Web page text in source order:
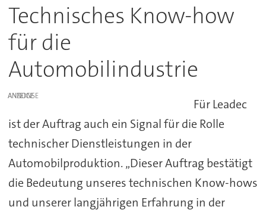
Technisches Know-how
für die
Automobilindustrie
ANZEIGE
Für Leadec
ist der Auftrag auch ein Signal für die Rolle
technischer Dienstleistungen in der
Automobilproduktion. „Dieser Auftrag bestätigt
die Bedeutung unseres technischen Know-hows
und unserer langjährigen Erfahrung in der